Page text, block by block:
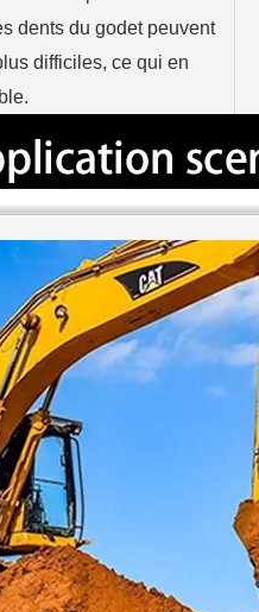
dents du godet peuvent
difficiles, ce qui en